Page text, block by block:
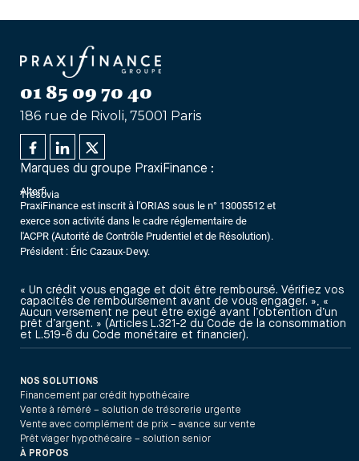
01 85 09 70 40
186 rue de Rivoli, 75001 Paris
Marques du groupe PraxiFinance :
Alterfi
Trésovia
PraxiFinance est inscrit à l'ORIAS sous le n° 13005512 et
exerce son activité dans le cadre réglementaire de
l'ACPR (Autorité de Contrôle Prudentiel et de Résolution).
Président : Éric Cazaux-Devy.
« Un crédit vous engage et doit être remboursé. Vérifiez vos
capacités de remboursement avant de vous engager. », «
Aucun versement ne peut être exigé avant l’obtention d’un
prêt d’argent. » (Articles L.321-2 du Code de la consommation
et L.519-6 du Code monétaire et financier).
NOS SOLUTIONS
Financement par crédit hypothécaire
Vente à réméré – solution de trésorerie urgente
Vente avec complément de prix – avance sur vente
Prêt viager hypothécaire – solution senior
À PROPOS